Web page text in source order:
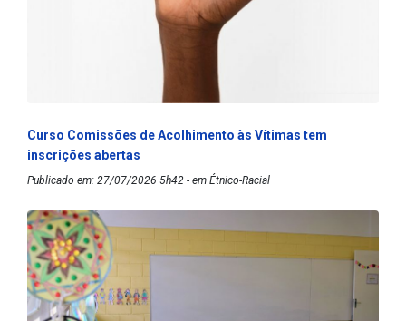
Curso Comissões de Acolhimento às Vítimas tem
inscrições abertas
Publicado em: 27/07/2026 5h42 - em Étnico-Racial